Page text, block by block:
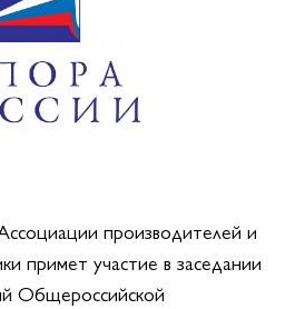
производителей и
примет участие в заседании
Общероссийской